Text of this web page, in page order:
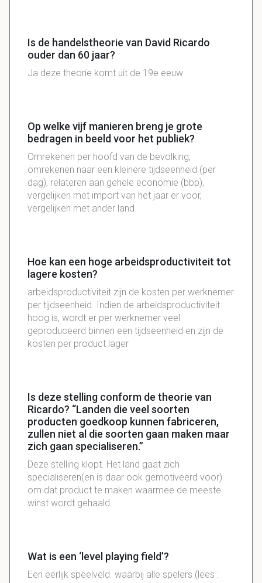
Is de handelstheorie van David Ricardo
ouder dan 60 jaar?
Ja deze theorie komt uit de 19e eeuw
Op welke vijf manieren breng je grote
bedragen in beeld voor het publiek?
Omrekenen per hoofd van de bevolking,
omrekenen naar een kleinere tijdseenheid (per
dag), relateren aan gehele economie (bbp),
vergelijken met import van het jaar er voor,
vergelijken met ander land.
Hoe kan een hoge arbeidsproductiviteit tot
lagere kosten?
arbeidsproductiviteit zijn de kosten per werknemer
per tijdseenheid. Indien de arbeidsproductiviteit
hoog is, wordt er per werknemer veel
geproduceerd binnen een tijdseenheid en zijn de
kosten per product lager
Is deze stelling conform de theorie van
Ricardo? “Landen die veel soorten
producten goedkoop kunnen fabriceren,
zullen niet al die soorten gaan maken maar
zich gaan specialiseren.”
Deze stelling klopt. Het land gaat zich
specialiseren(en is daar ook gemotiveerd voor)
om dat product te maken waarmee de meeste
winst wordt gehaald.
Wat is een ‘level playing field’?
Een eerlijk speelveld waarbij alle spelers (lees :